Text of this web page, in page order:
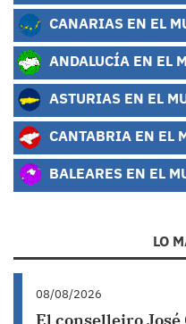
CANARIAS EN EL
ANDALUCÍA EN EL
ASTURIAS EN EL
CANTABRIA EN EL
BALEARES EN EL
LO
08/08/2026